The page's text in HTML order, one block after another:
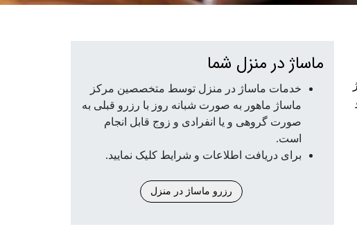
ماساژ در منزل شما
خدمات ماساژ در منزل توسط متخصصین مرکز
ماساژ ماهور به صورت شبانه روز با رزرو قبلی به
صورت گروهی و یا انفرادی و زوج قابل انجام
است.
برای دریافت اطلاعات و شرایط کلیک نمایید.
رزرو ماساژ در منزل